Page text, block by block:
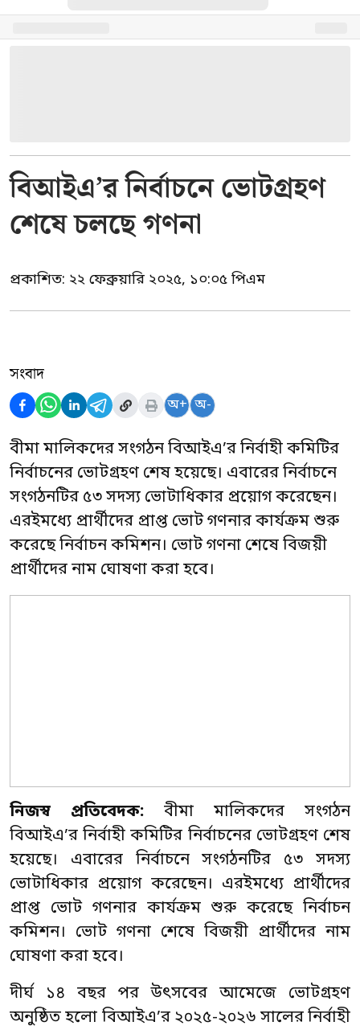
বিআইএ’র নির্বাচনে ভোটগ্রহণ
শেষে চলছে গণনা
প্রকাশিত: ২২ ফেব্রুয়ারি ২০২৫, ১০:০৫ পিএম
সংবাদ
অ+ অ-
বীমা মালিকদের সংগঠন বিআইএ’র নির্বাহী কমিটির
নির্বাচনের ভোটগ্রহণ শেষ হয়েছে। এবারের নির্বাচনে
সংগঠনটির ৫৩ সদস্য ভোটাধিকার প্রয়োগ করেছেন।
এরইমধ্যে প্রার্থীদের প্রাপ্ত ভোট গণনার কার্যক্রম শুরু
করেছে নির্বাচন কমিশন। ভোট গণনা শেষে বিজয়ী
প্রার্থীদের নাম ঘোষণা করা হবে।
নিজস্ব প্রতিবেদক: বীমা মালিকদের সংগঠন
বিআইএ’র নির্বাহী কমিটির নির্বাচনের ভোটগ্রহণ শেষ
হয়েছে। এবারের নির্বাচনে সংগঠনটির ৫৩ সদস্য
ভোটাধিকার প্রয়োগ করেছেন। এরইমধ্যে প্রার্থীদের
প্রাপ্ত ভোট গণনার কার্যক্রম শুরু করেছে নির্বাচন
কমিশন। ভোট গণনা শেষে বিজয়ী প্রার্থীদের নাম
ঘোষণা করা হবে।
দীর্ঘ ১৪ বছর পর উৎসবের আমেজে ভোটগ্রহণ
অনুষ্ঠিত হলো বিআইএ’র ২০২৫-২০২৬ সালের নির্বাহী